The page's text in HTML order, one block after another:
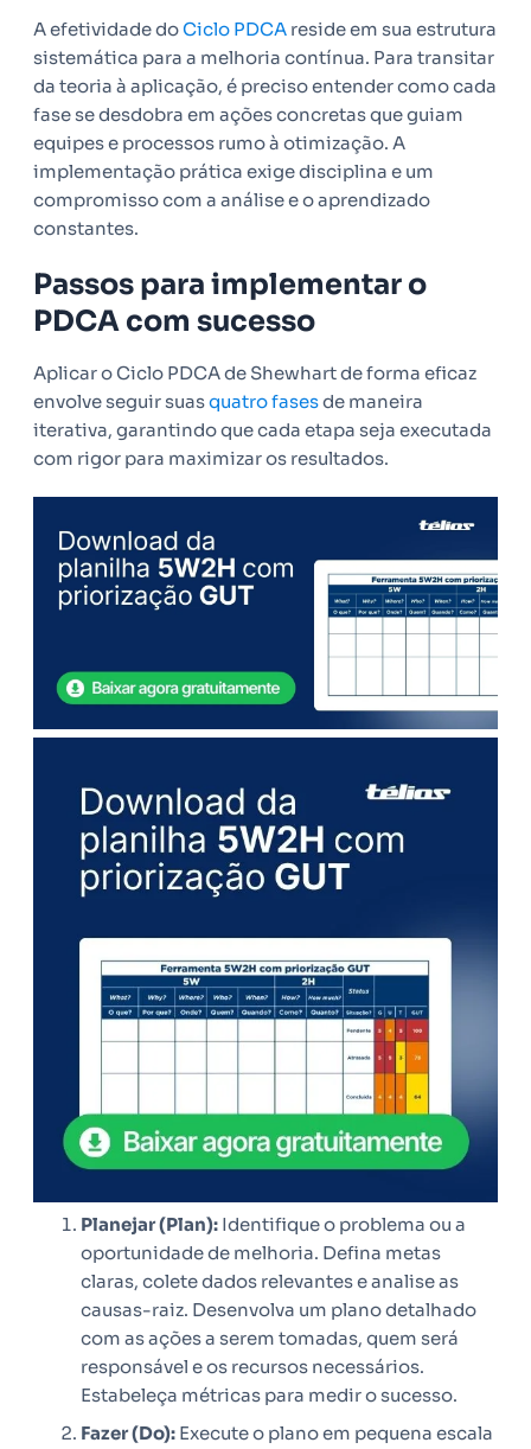
A efetividade doCiclo PDCA reside em sua estrutura
sistemática para a melhoria contínua. Para transitar
da teoria à aplicação, é preciso entender como cada
fase se desdobra em ações concretas que guiam
equipes e processos rumo à otimização. A
implementação prática exige disciplina e um
compromisso com a análise e o aprendizado
constantes.
Passos para implementar o
PDCA com sucesso
Aplicar o Ciclo PDCA de Shewhart de forma eficaz
envolve seguir suasquatro fasesde maneira
iterativa, garantindo que cada etapa seja executada
com rigor para maximizar os resultados.
Planejar (Plan): Identifique o problema ou a
oportunidade de melhoria. Defina metas
claras, colete dados relevantes e analise as
causas-raiz. Desenvolva um plano detalhado
com as ações a serem tomadas, quem será
responsável e os recursos necessários.
Estabeleça métricas para medir o sucesso.
Fazer (Do): Execute o plano em pequena escala